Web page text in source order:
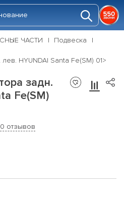
ЧАСТИ
Подвеска
HYUNDAI Santa Fe(SM) 01>
задн.
Fe(SM)
0 отзывов